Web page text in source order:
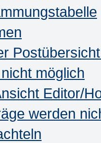
möglich
Editor/
werden